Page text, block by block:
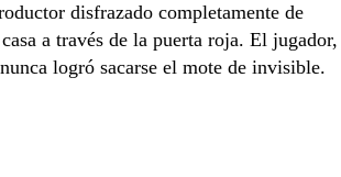
disfrazado completamente de
a través de la puerta roja. El jugador,
logró sacarse el mote de invisible.